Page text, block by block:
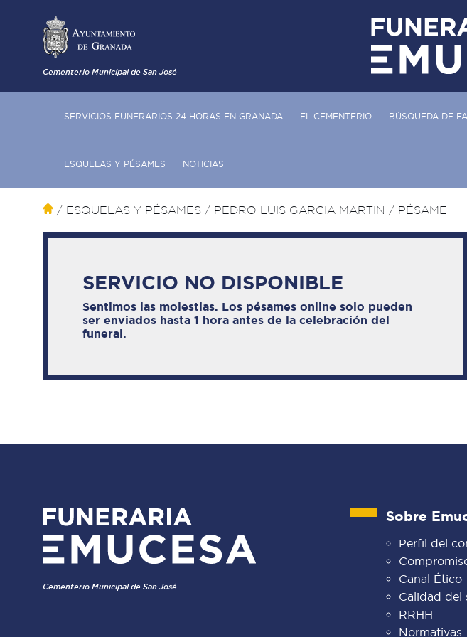
Cementerio Municipal de San José
SERVICIOS FUNERARIOS 24 HORAS EN GRANADA EL CEMENTERIO BÚSQUEDA DE
ESQUELAS Y PÉSAMES NOTICIAS
/ ESQUELAS Y PÉSAMES / PEDRO LUIS GARCIA MARTIN / PÉSAME
SERVICIO NO DISPONIBLE
Sentimos las molestias. Los pésames online solo pueden
ser enviados hasta 1 hora antes de la celebración del
funeral.
Cementerio Municipal de San José
Sobre
Perfil del
Canal Ético
Calidad del
RRHH
Normativas